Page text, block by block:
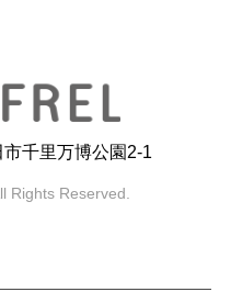
千里万博公園2-1
Rights Reserved.